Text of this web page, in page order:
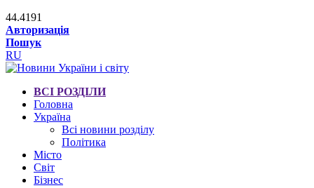
44.4191
Авторизація
Пошук
RU
ВСІ РОЗДІЛИ
Головна
Україна
Всі новини розділу
Політика
Місто
Світ
Бізнес